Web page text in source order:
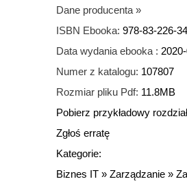
Dane producenta »
ISBN Ebooka: 978-83-226-
Data wydania ebooka :
Numer z katalogu: 107807
Rozmiar pliku Pdf: 11.8MB
Pobierz przykładowy
Zgłoś erratę
Kategorie:
Biznes IT » Zarządzanie »